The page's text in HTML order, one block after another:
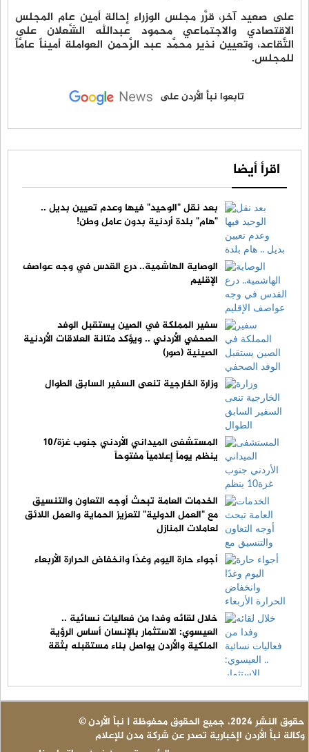
على صعيد آخر، قرَّر مجلس الوزراء إحالة أمين عام المجلس
الاقتصادي والاجتماعي محمود عبدالله الشَّعلان على
التَّقاعد، وتعيين نذير محمَّد عبد الرَّحمن العواملة أميناً عامَّاً
للمجلس.
تابعوا نبأ الأردن على
اقرأ أيضا
بعد نقل "الوحيد" فيها وعدم تعيين بديل ..
"هام" بلدة أردنية بدون عامل وطن!
الوصاية الهاشمية.. درع القدس في وجه عواصف
الإقليم
سفير المملكة في الصين يستقبل الوفد
الصحفي الأردني .. ويؤكد متانة العلاقات الأردنية
الصينية (صور)
وزارة الخارجية تنعى السفير السابق الطوال
المستشفى الميداني الأردني جنوب غزة/10
ينظم يوماً إعلامياً مفتوحاً
الخدمات العامة تبحث أوجه التعاون والتنسيق
مع "العمل الدولية" لتعزيز الحماية والعمل اللائق
لعاملات المنازل
أجواء حارة اليوم وغدًا وانخفاض الحرارة الأربعاء
خلال لقائه وفدا من فعاليات نسائية ..
العيسوي: الاستثمار بالإنسان أساس الرؤية
الملكية والأردن يواصل بناء مستقبله بثقة
© حقوق النشر 2024، جميع الحقوق محفوظة | نبأ الأردن
وكالة نبأ الأردن اإخبارية تصدر عن شركة مدن للإعلام